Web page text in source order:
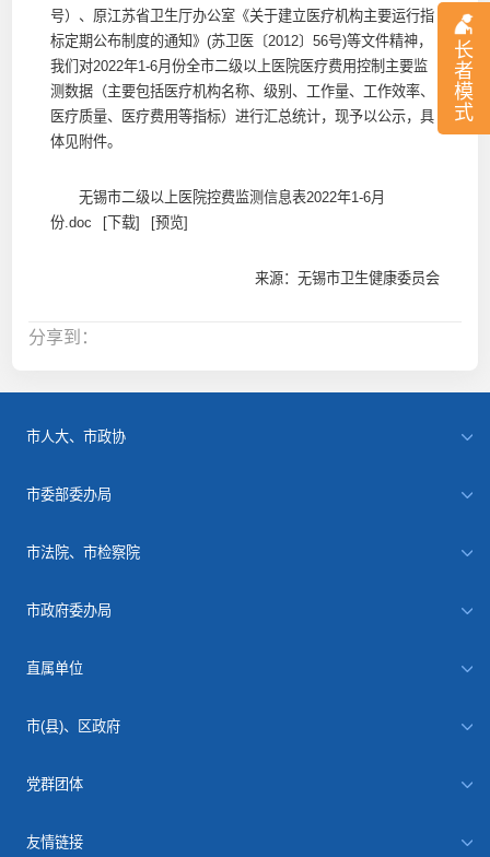
长
者
模
式
号）、原江苏省卫生厅办公室《关于建立医疗机构主要运行指
标定期公布制度的通知》(苏卫医〔2012〕56号)等文件精神，
我们对2022年1-6月份全市二级以上医院医疗费用控制主要监
测数据（主要包括医疗机构名称、级别、工作量、工作效率、
医疗质量、医疗费用等指标）进行汇总统计，现予以公示，具
体见附件。
无锡市二级以上医院控费监测信息表2022年1-6月
份.doc
[下载] [预览]
来源：无锡市卫生健康委员会
分享到：
市人大、市政协
市委部委办局
市法院、市检察院
市政府委办局
直属单位
市(县)、区政府
党群团体
友情链接